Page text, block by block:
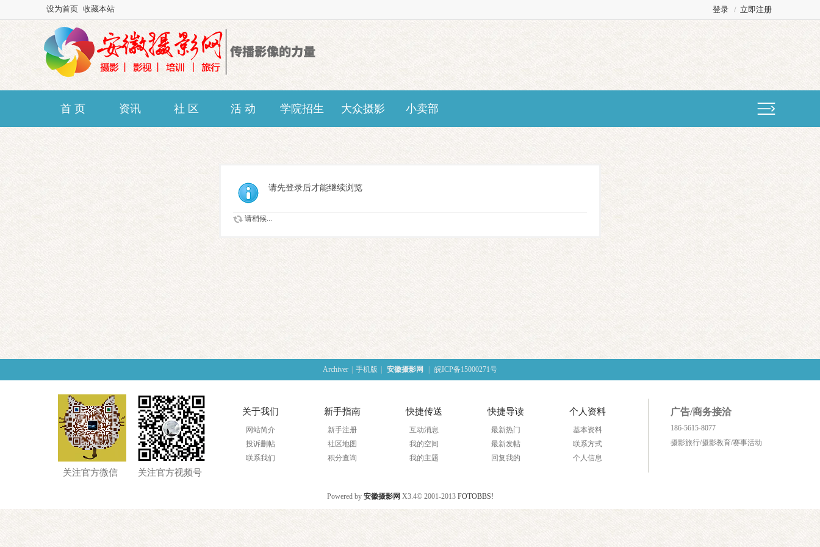
设为首页 收藏本站 登录 / 立即注册
首 页 资讯 社 区 活 动 学院招生 大众摄影 小卖部
请先登录后才能继续浏览
请稍候...
Archiver 手机版 安徽摄影网 皖ICP备15000271号
关注官方微信 关注官方视频号
关于我们
网站简介
投诉删帖
联系我们
新手指南
新手注册
社区地图
积分查询
快捷传送
互动消息
我的空间
我的主题
快捷导读
最新热门
最新发帖
回复我的
个人资料
基本资料
联系方式
个人信息
广告/商务接洽
186-5615-8077
摄影旅行/摄影教育/赛事活动
Powered by 安徽摄影网 X3.4© 2001-2013 FOTOBBS!